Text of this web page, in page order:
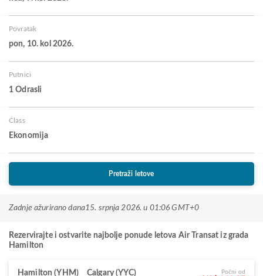
Povratak
pon, 10. kol 2026.
Putnici
1 Odrasli
Class
Ekonomija
Pretraži letove
Zadnje ažurirano dana15. srpnja 2026. u 01:06 GMT+0
Rezervirajte i ostvarite najbolje ponude letova Air Transat iz grada
Hamilton
Hamilton (YHM) Calgary (YYC) Počni od